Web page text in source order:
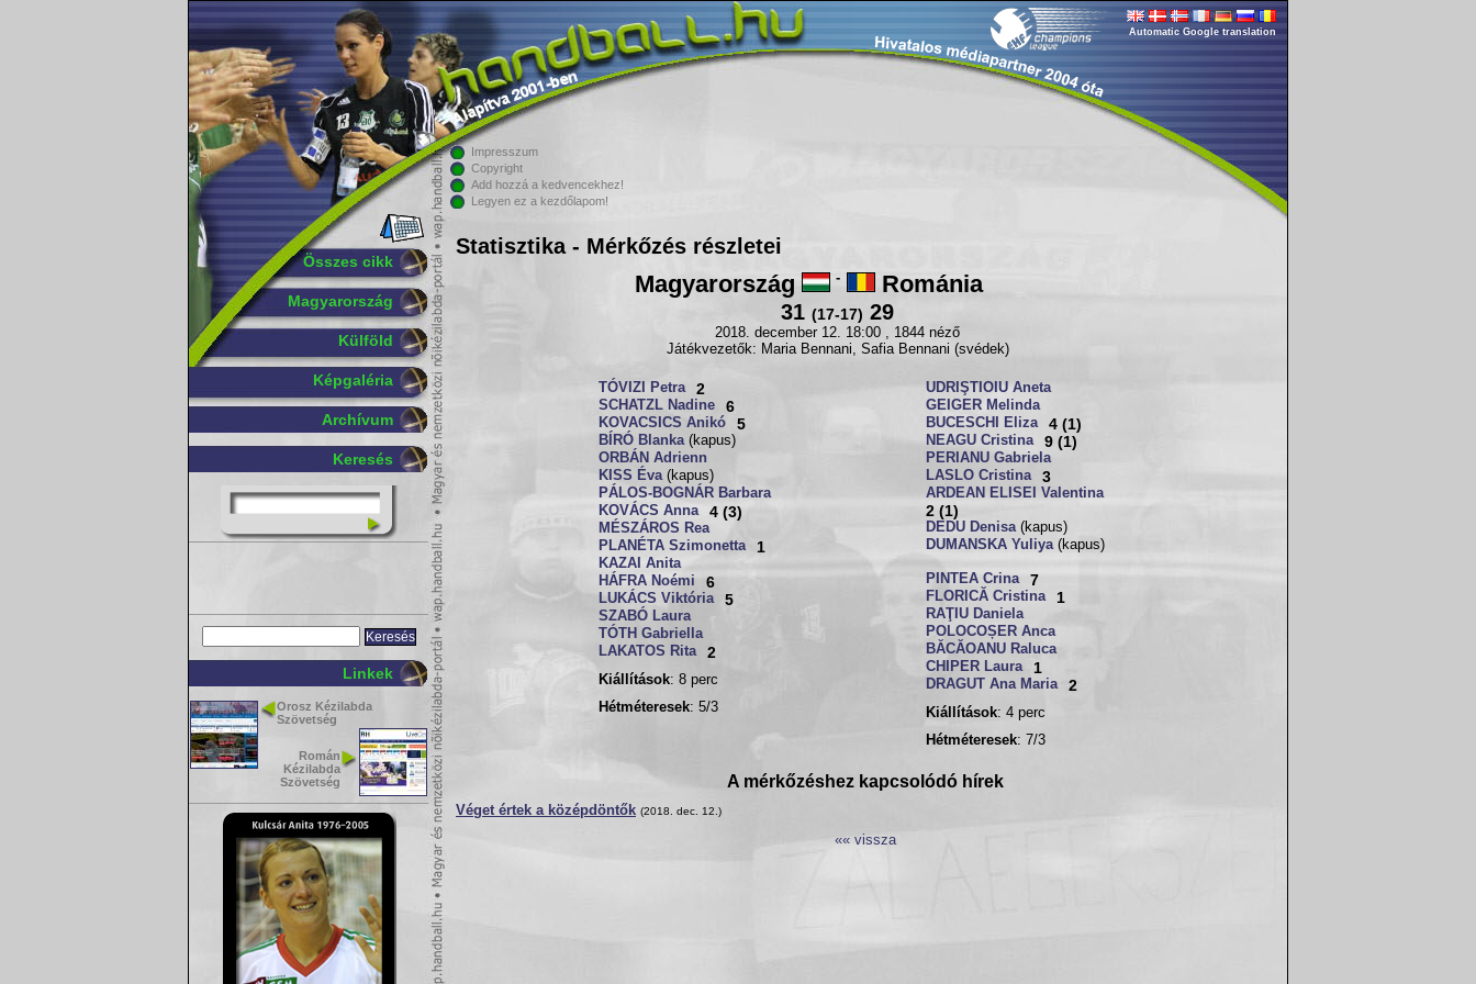
Összes cikk
Magyarország
Külföld
Képgaléria
Archívum
Keresés
Linkek
Orosz Kézilabda
Szövetség
Román
Kézilabda
Szövetség
Automatic Google translation
Impresszum
Copyright
Add hozzá a kedvencekhez!
Legyen ez a kezdőlapom!
Statisztika - Mérkőzés részletei
Magyarország - Románia
31 (17-17) 29
2018. december 12. 18:00 , 1844 néző
Játékvezetők: Maria Bennani, Safia Bennani (svédek)
TÓVIZI Petra 2
SCHATZL Nadine 6
KOVACSICS Anikó 5
BÍRÓ Blanka(kapus)
ORBÁN Adrienn
KISS Éva(kapus)
PÁLOS-BOGNÁR Barbara
KOVÁCS Anna
4 (3)
MÉSZÁROS Rea
PLANÉTA Szimonetta
1
KAZAI Anita
HÁFRA Noémi
6
LUKÁCS Viktória 5
SZABÓ Laura
TÓTH Gabriella
LAKATOS Rita
2
Kiállítások: 8 perc
Hétméteresek: 5/3
UDRIŞTIOIU Aneta
GEIGER Melinda
BUCESCHI Eliza
4 (1)
NEAGU Cristina 9 (1)
PERIANU Gabriela
LASLO Cristina
3
ARDEAN ELISEI Valentina
2 (1)
DEDU Denisa(kapus)
DUMANSKA Yuliya(kapus)
PINTEA Crina 7
FLORICĂ Cristina 1
RAŢIU Daniela
POLOCOȘER Anca
BĂCĂOANU Raluca
CHIPER Laura
1
DRAGUT Ana Maria 2
Kiállítások: 4 perc
Hétméteresek: 7/3
A mérkőzéshez kapcsolódó hírek
Véget értek a középdöntők (2018. dec. 12.)
«« vissza